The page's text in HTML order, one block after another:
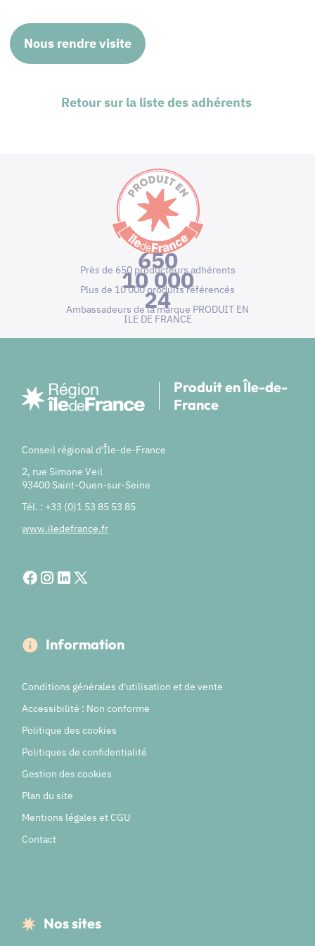
Nous rendre visite
Retour sur la liste des adhérents
650
Près de 650 producteurs adhérents
10 000
Plus de 10 000 produits référencés
24
Ambassadeurs de la marque PRODUIT EN
ILE DE FRANCE
Produit en Île-de-
France
Conseil régional d'Île-de-France
2, rue Simone Veil
93400 Saint-Ouen-sur-Seine
Tél. : +33 (0)1 53 85 53 85
www.iledefrance.fr
Information
Conditions générales d'utilisation et de vente
Accessibilité : Non conforme
Politique des cookies
Politiques de confidentialité
Gestion des cookies
Plan du site
Mentions légales et CGU
Contact
Nos sites